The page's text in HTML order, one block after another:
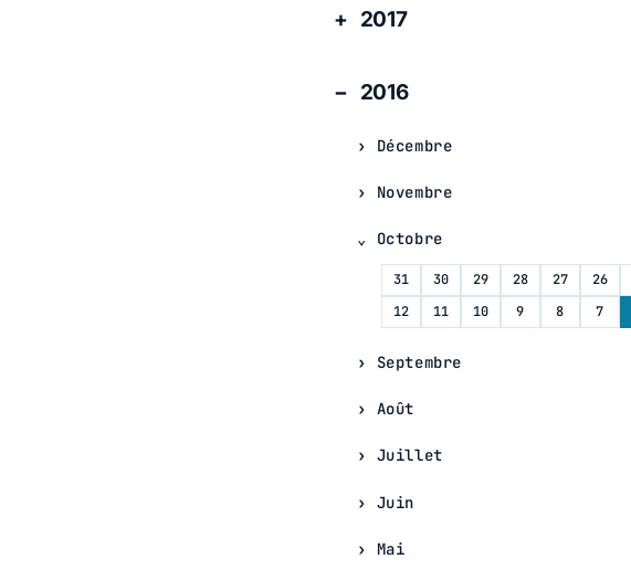
2017
2016
Décembre
Novembre
Octobre
31 30 29 28 27 26
12
11 10 9 8 7
Septembre
Août
Juillet
Juin
Mai